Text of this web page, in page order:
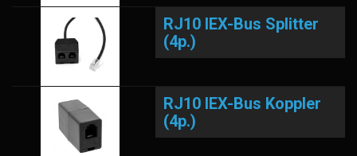
RJ10 IEX-Bus Splitter
(4p.)
RJ10 IEX-Bus Koppler
(4p.)